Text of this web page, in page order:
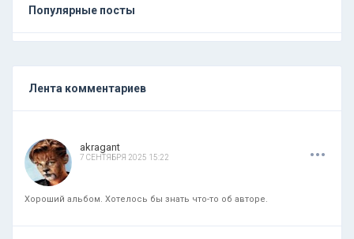
Популярные посты
Лента комментариев
akragant
7 СЕНТЯБРЯ 2025 15:22 ...
Хороший альбом. Хотелось бы знать что-то об авторе.